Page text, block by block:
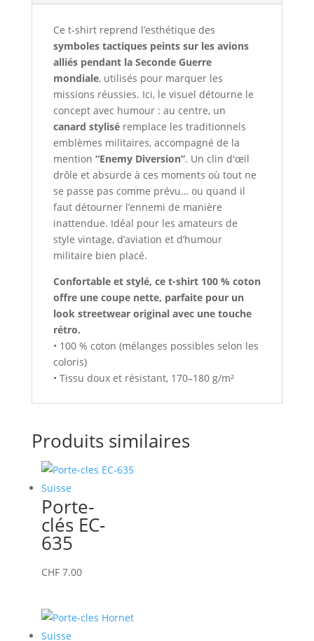
Ce t-shirt reprend l’esthétique des
symboles tactiques peints sur les avions
alliés pendant la Seconde Guerre
mondiale, utilisés pour marquer les
missions réussies. Ici, le visuel détourne le
concept avec humour : au centre, un
canard styliséremplace les traditionnels
emblèmes militaires, accompagné de la
mention “Enemy Diversion”. Un clin d'œil
drôle et absurde à ces moments où tout ne
se passe pas comme prévu… ou quand il
faut détourner l’ennemi de manière
inattendue. Idéal pour les amateurs de
style vintage, d’aviation et d’humour
militaire bien placé.
Confortable et stylé, ce t-shirt 100 % coton
offre une coupe nette, parfaite pour un
look streetwear original avec une touche
rétro.
• 100 % coton (mélanges possibles selon les
coloris)
• Tissu doux et résistant, 170–180 g/m²
Produits similaires
Porte-
clés EC-
635
CHF7.00